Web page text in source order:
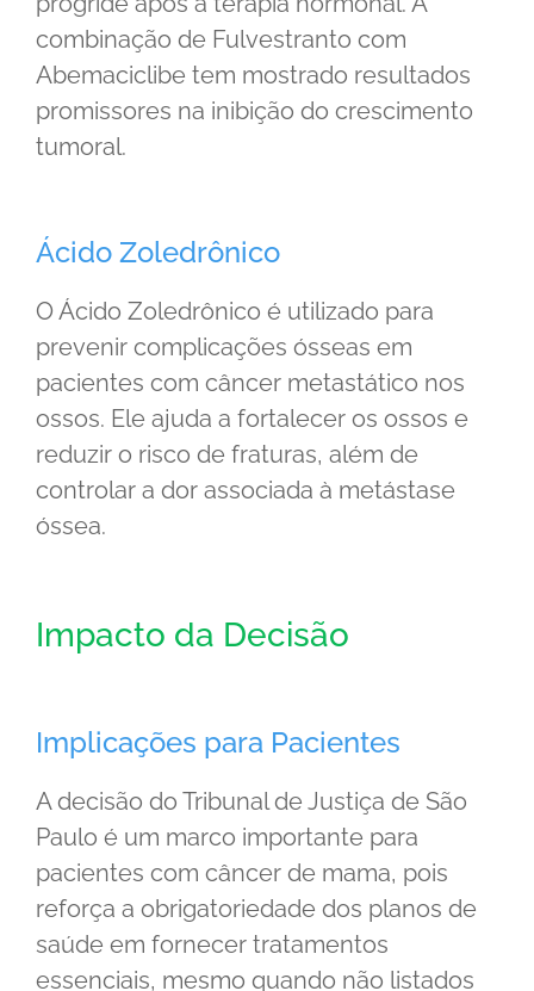
combinação de Fulvestranto com
Abemaciclibe tem mostrado resultados
promissores na inibição do crescimento
tumoral.
Ácido Zoledrônico
O Ácido Zoledrônico é utilizado para
prevenir complicações ósseas em
pacientes com câncer metastático nos
ossos. Ele ajuda a fortalecer os ossos e
reduzir o risco de fraturas, além de
controlar a dor associada à metástase
óssea.
Impacto da Decisão
Implicações para Pacientes
A decisão do Tribunal de Justiça de São
Paulo é um marco importante para
pacientes com câncer de mama, pois
reforça a obrigatoriedade dos planos de
saúde em fornecer tratamentos
essenciais, mesmo quando não listados